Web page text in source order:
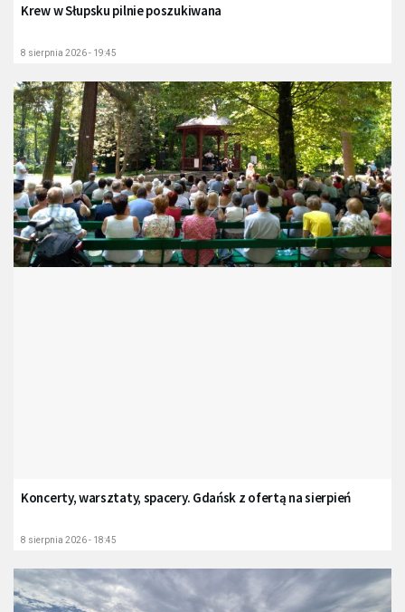
Krew w Słupsku pilnie poszukiwana
8 sierpnia 2026 - 19:45
Koncerty, warsztaty, spacery. Gdańsk z ofertą na sierpień
8 sierpnia 2026 - 18:45